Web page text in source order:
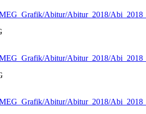
Abitur/Abitur_2018/
Abitur/Abitur_2018/
Abitur/Abitur_2018/